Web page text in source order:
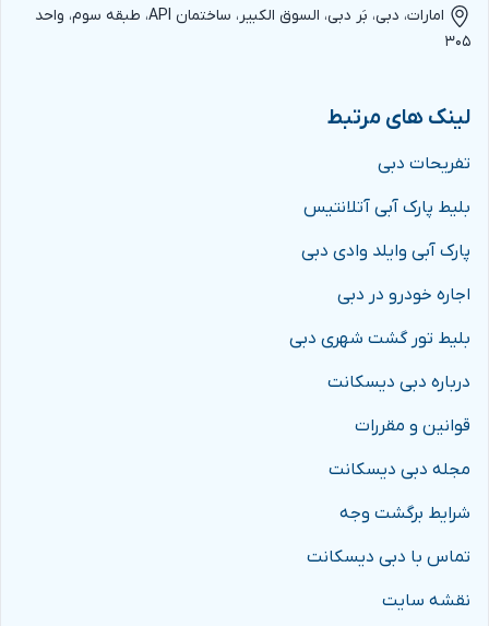
امارات، دبی، بَر دبی، السوق الکبیر، ساختمان API، طبقه سوم، واحد
۳۰۵
لینک های مرتبط
تفریحات دبی
بلیط پارک آبی آتلانتیس
پارک آبی وایلد وادی دبی
اجاره خودرو در دبی
بلیط تور گشت شهری دبی
درباره دبی دیسکانت
قوانین و مقررات
مجله دبی دیسکانت
شرایط برگشت وجه
تماس با دبی دیسکانت
نقشه سایت